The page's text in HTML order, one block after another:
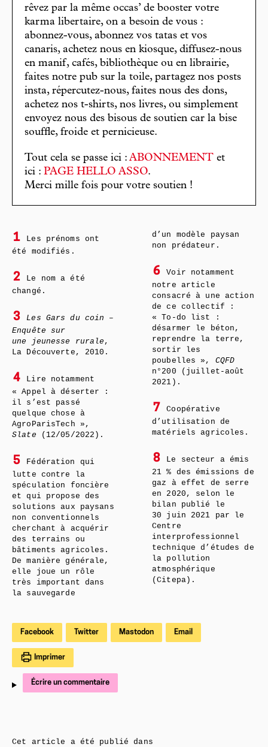
rêvez par la même occas’ de booster votre
karma libertaire, on a besoin de vous :
abonnez-vous, abonnez vos tatas et vos
canaris, achetez nous en kiosque, diffusez-nous
en manif, cafés, bibliothèque ou en librairie,
faites notre pub sur la toile, partagez nos posts
insta, répercutez-nous, faites nous des dons,
achetez nos t-shirts, nos livres, ou simplement
envoyez nous des bisous de soutien car la bise
souffle, froide et pernicieuse.
Tout cela se passe ici : ABONNEMENT et
ici : PAGE HELLO ASSO.
Merci mille fois pour votre soutien !
1
Les prénoms ont
été modifiés.
2
Le nom a été
changé.
3
Les Gars du coin –
Enquête sur
une jeunesse rurale ,
La Découverte, 2010.
4
Lire notamment
« Appel à déserter :
il s’est passé
quelque chose à
AgroParisTech »,
Slate (12/05/2022).
5
Fédération qui
lutte contre la
spéculation foncière
et qui propose des
solutions aux paysans
non conventionnels
cherchant à acquérir
des terrains ou
bâtiments agricoles.
De manière générale,
elle joue un rôle
très important dans
la sauvegarde
d’un modèle paysan
non prédateur.
6
Voir notamment
notre article
consacré à une action
de ce collectif :
« To-do list :
désarmer le béton,
reprendre la terre,
sortir les
poubelles », CQFD
n°200 (juillet-août
2021).
7
Coopérative
d’utilisation de
matériels agricoles.
8
Le secteur a émis
21 % des émissions de
gaz à effet de serre
en 2020, selon le
bilan publié le
30 juin 2021 par le
Centre
interprofessionnel
technique d’études de
la pollution
atmosphérique
(Citepa).
Facebook Twitter Mastodon Email
Imprimer
Écrire un commentaire
Cet article a été publié dans